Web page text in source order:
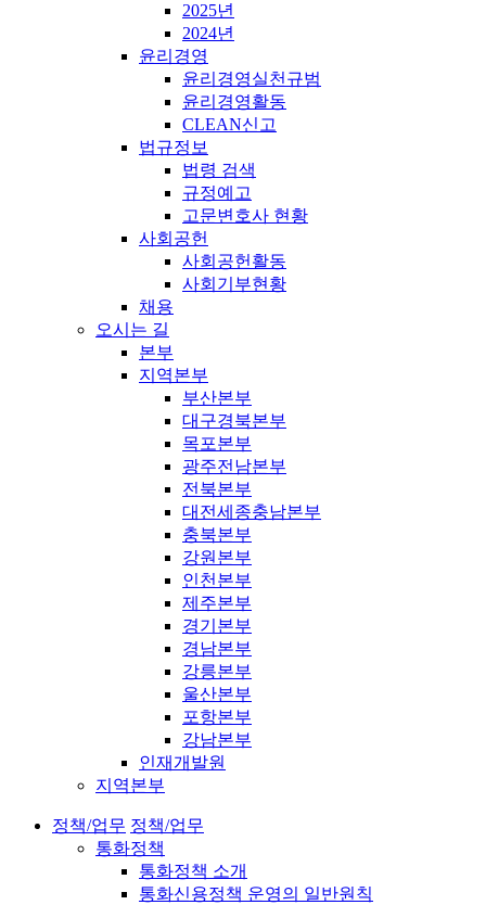
2025년
2024년
윤리경영
윤리경영실천규범
윤리경영활동
CLEAN신고
법규정보
법령 검색
규정예고
고문변호사 현황
사회공헌
사회공헌활동
사회기부현황
채용
오시는 길
본부
지역본부
부산본부
대구경북본부
목포본부
광주전남본부
전북본부
대전세종충남본부
충북본부
강원본부
인천본부
제주본부
경기본부
경남본부
강릉본부
울산본부
포항본부
강남본부
인재개발원
지역본부
정책/업무 정책/업무
통화정책
통화정책 소개
통화신용정책 운영의 일반원칙